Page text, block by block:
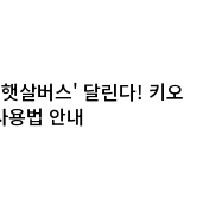
살버스' 달린다! 키오
용법 안내